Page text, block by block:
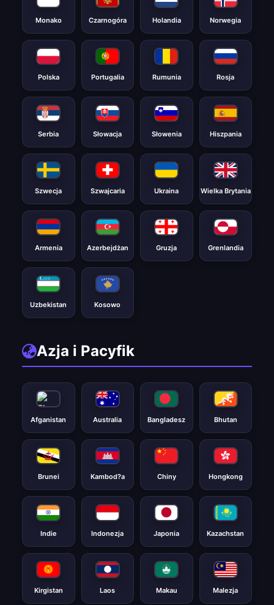
Monako Czarnogóra Holandia Norwegia
Polska Portugalia Rumunia Rosja
Serbia Słowacja Słowenia Hiszpania
Szwecja Szwajcaria Ukraina Wielka Brytania
Armenia Azerbejdżan Gruzja Grenlandia
Uzbekistan Kosowo
Azja i Pacyfik
Afganistan Australia Bangladesz Bhutan
Brunei Kambod?a Chiny Hongkong
Indie Indonezja Japonia Kazachstan
Kirgistan Laos Makau Malezja